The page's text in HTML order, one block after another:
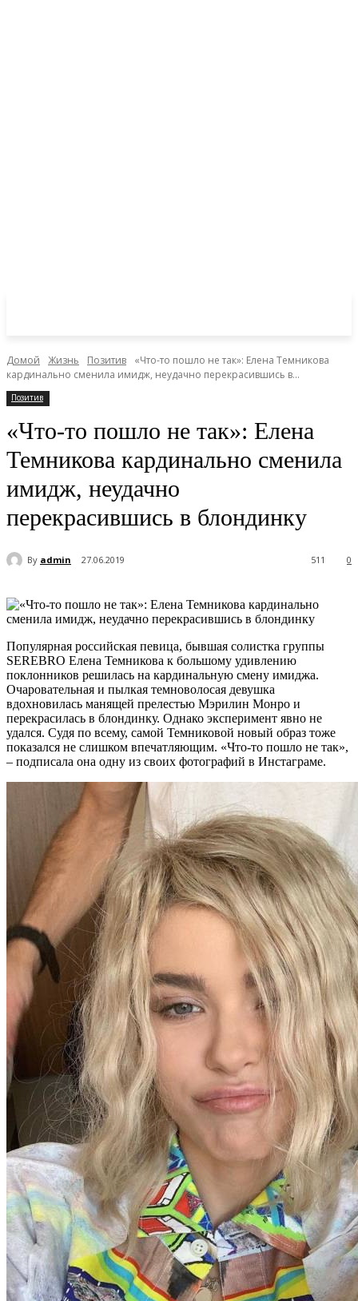
Домой Жизнь Позитив
«Что-то пошло не так»: Елена Темникова
кардинально сменила имидж, неудачно перекрасившись в...
Позитив
«Что-то пошло не так»: Елена
Темникова кардинально сменила
имидж, неудачно
перекрасившись в блондинку
By admin 27.06.2019 0
511
Популярная российская певица, бывшая солистка группы
SEREBRO Елена Темникова к большому удивлению
поклонников решилась на кардинальную смену имиджа.
Очаровательная и пылкая темноволосая девушка
вдохновилась манящей прелестью Мэрилин Монро и
перекрасилась в блондинку. Однако эксперимент явно не
удался. Судя по всему, самой Темниковой новый образ тоже
показался не слишком впечатляющим. «Что-то пошло не так»,
– подписала она одну из своих фотографий в Инстаграме.